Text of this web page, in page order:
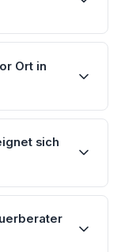
Ort in
sich